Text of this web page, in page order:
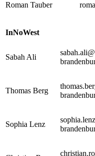
Roman Tauber
InNoWest
Sabah Ali
Thomas Berg
Sophia Lenz